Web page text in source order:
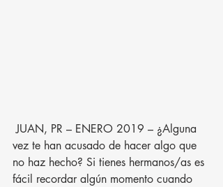
JUAN, PR – ENERO 2019 – ¿Alguna
vez te han acusado de hacer algo que
no haz hecho? Si tienes hermanos/as es
fácil recordar algún momento cuando